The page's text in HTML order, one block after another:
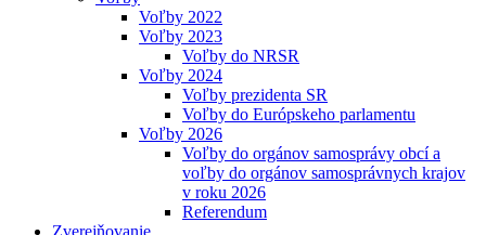
Voľby 2022
Voľby 2023
Voľby do NRSR
Voľby 2024
Voľby prezidenta SR
Voľby do Európskeho parlamentu
Voľby 2026
Voľby do orgánov samosprávy obcí a
voľby do orgánov samosprávnych krajov
v roku 2026
Referendum
Zverejňovanie